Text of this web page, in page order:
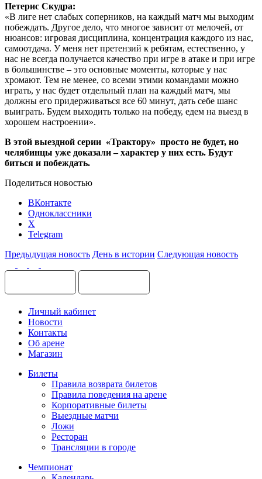
Петерис Скудра:
«В лиге нет слабых соперников, на каждый матч мы выходим
побеждать. Другое дело, что многое зависит от мелочей, от
нюансов: игровая дисциплина, концентрация каждого из нас,
самоотдача. У меня нет претензий к ребятам, естественно, у
нас не всегда получается качество при игре в атаке и при игре
в большинстве – это основные моменты, которые у нас
хромают. Тем не менее, со всеми этими командами можно
играть, у нас будет отдельный план на каждый матч, мы
должны его придерживаться все 60 минут, дать себе шанс
выиграть. Будем выходить только на победу, едем на выезд в
хорошем настроении».
В этой выездной серии «Трактору» просто не будет, но
челябинцы уже доказали – характер у них есть. Будут
биться и побеждать.
Поделиться новостью
ВКонтакте
Одноклассники
X
Telegram
Предыдущая новость День в истории Следующая новость
Личный кабинет
Новости
Контакты
Об арене
Магазин
Билеты
Правила возврата билетов
Правила поведения на арене
Корпоративные билеты
Выездные матчи
Ложи
Ресторан
Трансляции в городе
Чемпионат